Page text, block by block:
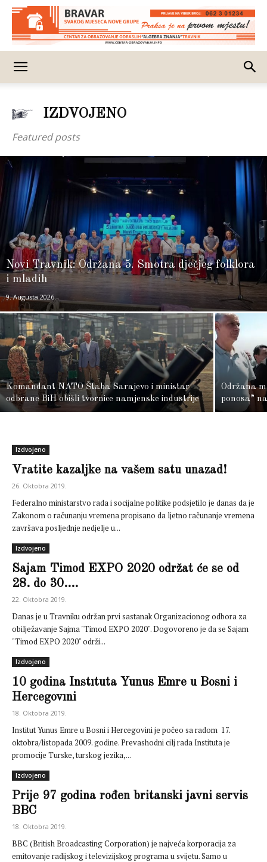
IZDVOJENO
Featured posts
Novi Travnik: Održana 5. Smotra dječjeg folklora
i mladih
9. Augusta 2026.
Komandant NATO Štaba Sarajevo i ministar
odbrane BiH obišli tvornice namjenske industrije
Održana
ponosa”
Izdvojeno
Vratite kazaljke na vašem satu unazad!
26. Oktobra 2019.
Federalno ministarstvo rada i socijalne politike podsjetilo je danas da je
Zakonom o računanju vremena propisano da ljetno računanje vremena
završava posljednje nedjelje u...
Izdvojeno
Sajam Timod EXPO 2020 održat će se od
28. do 30....
22. Oktobra 2019.
Danas je u Travniku održan prvi sastanak Organizacionog odbora za
obilježavanje Sajma "Timod EXPO 2020". Dogovoreno je da se Sajam
"Timod EXPO 2020" održi...
Izdvojeno
10 godina Instıtuta Yunus Emre u Bosni i
Hercegovıni
18. Oktobra 2019.
Institut Yunus Emre u Bosni i Hercegovini je počeo sa radom 17.
oktobra/listopada 2009. godine. Prevashodni cilj rada Instituta je
promocije Turske, turskog jezika,...
Izdvojeno
Prije 97 godina rođen britanski javni servis
BBC
18. Oktobra 2019.
BBC (British Broadcasting Corporation) je najveća korporacija za
emitovanje radijskog i televizijskog programa u svijetu. Samo u